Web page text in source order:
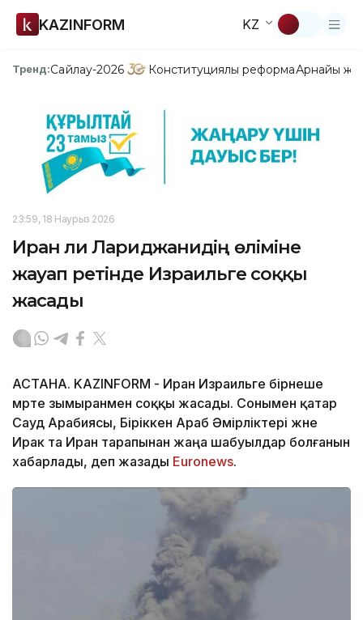
KAZINFORM KZ
Тренд:Сайлау-2026 Конституциялық реформаАрнайы
23:59, 18 Наурыз 2026
Иран Әли Лариджанидің өліміне
жауап ретінде Израильге соққы
жасады
АСТАНА. KAZINFORM - Иран Израильге бірнеше
мәрте зымыранмен соққы жасады. Сонымен қатар
Сауд Арабиясы, Біріккен Араб Әмірліктері және
Ирак та Иран тарапынан жаңа шабуылдар болғанын
хабарлады, деп жазады Euronews.